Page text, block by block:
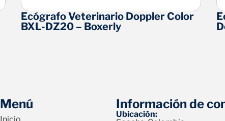
Ecógrafo Veterinario Doppler Color
BXL-DZ20 – Boxerly
Menú Información de
Ubicación: